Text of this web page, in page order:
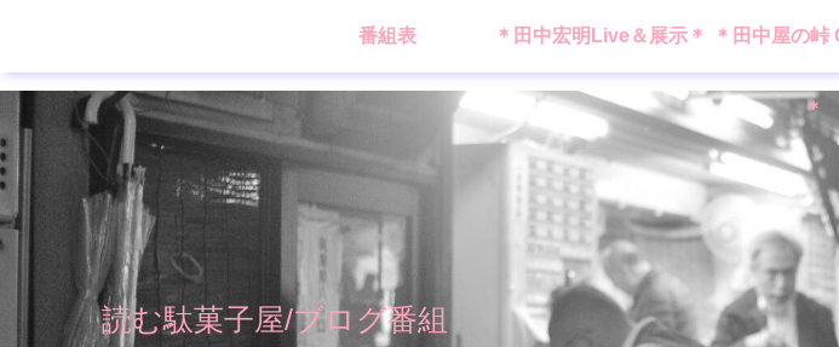
読む駄菓子屋/ブログ番組
番組表 ＊田中宏明Live＆展示＊ ＊田中屋の峠
＊